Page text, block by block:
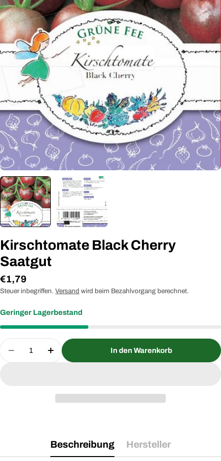
Sie das Medium 0 im Modalformat
Kirschtomate Black Cherry
Saatgut
Regulärer
Preis
€1,79
Steuer inbegriffen. Versand wird beim Bezahlvorgang berechnet.
Geringer Lagerbestand
Menge
Menge für Kirschtomate Black Cherry Saatgut
Menge für Kirschtomate Black Cherry
In den Warenkorb
Beschreibung Hersteller